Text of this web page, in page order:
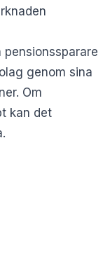
genom sina
Om
kan det